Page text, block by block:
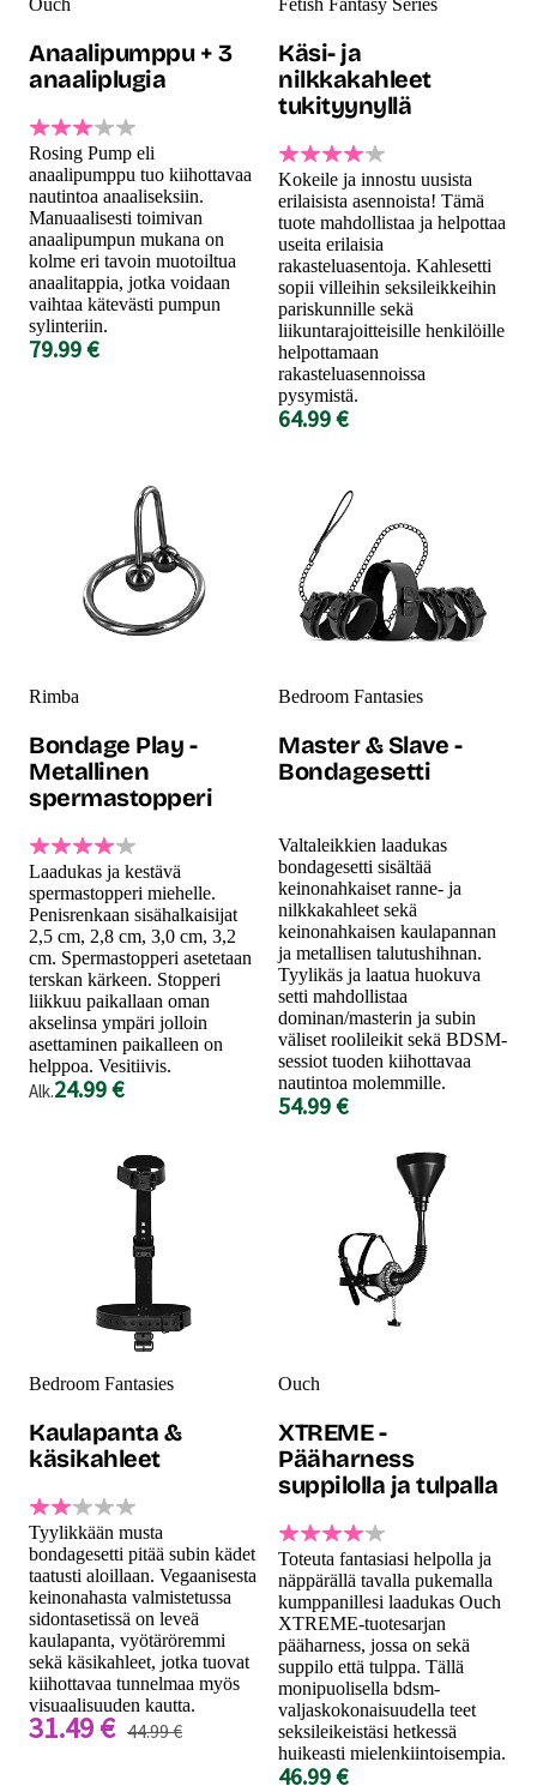
Anaalipumppu + 3
anaaliplugia
Rosing Pump eli
anaalipumppu tuo kiihottavaa
nautintoa anaaliseksiin.
Manuaalisesti toimivan
anaalipumpun mukana on
kolme eri tavoin muotoiltua
anaalitappia, jotka voidaan
vaihtaa kätevästi pumpun
sylinteriin.
79.99 €
Käsi- ja
nilkkakahleet
tukityynyllä
Kokeile ja innostu uusista
erilaisista asennoista! Tämä
tuote mahdollistaa ja helpottaa
useita erilaisia
rakasteluasentoja. Kahlesetti
sopii villeihin seksileikkeihin
pariskunnille sekä
liikuntarajoitteisille henkilöille
helpottamaan
rakasteluasennoissa
pysymistä.
64.99 €
Rimba
Bondage Play -
Metallinen
spermastopperi
Laadukas ja kestävä
spermastopperi miehelle.
Penisrenkaan sisähalkaisijat
2,5 cm, 2,8 cm, 3,0 cm, 3,2
cm. Spermastopperi asetetaan
terskan kärkeen. Stopperi
liikkuu paikallaan oman
akselinsa ympäri jolloin
asettaminen paikalleen on
helppoa. Vesitiivis.
Alk.24.99 €
Bedroom Fantasies
Master & Slave -
Bondagesetti
Valtaleikkien laadukas
bondagesetti sisältää
keinonahkaiset ranne- ja
nilkkakahleet sekä
keinonahkaisen kaulapannan
ja metallisen talutushihnan.
Tyylikäs ja laatua huokuva
setti mahdollistaa
dominan/masterin ja subin
väliset roolileikit sekä BDSM-
sessiot tuoden kiihottavaa
nautintoa molemmille.
54.99 €
Bedroom Fantasies
Kaulapanta &
käsikahleet
Tyylikkään musta
bondagesetti pitää subin kädet
taatusti aloillaan. Vegaanisesta
keinonahasta valmistetussa
sidontasetissä on leveä
kaulapanta, vyötäröremmi
sekä käsikahleet, jotka tuovat
kiihottavaa tunnelmaa myös
visuaalisuuden kautta.
31.49 € 44.99 €
Ouch
XTREME -
Pääharness
suppilolla ja tulpalla
Toteuta fantasiasi helpolla ja
näppärällä tavalla pukemalla
kumppanillesi laadukas Ouch
XTREME-tuotesarjan
pääharness, jossa on sekä
suppilo että tulppa. Tällä
monipuolisella bdsm-
valjaskokonaisuudella teet
seksileikeistäsi hetkessä
huikeasti mielenkiintoisempia.
46.99 €